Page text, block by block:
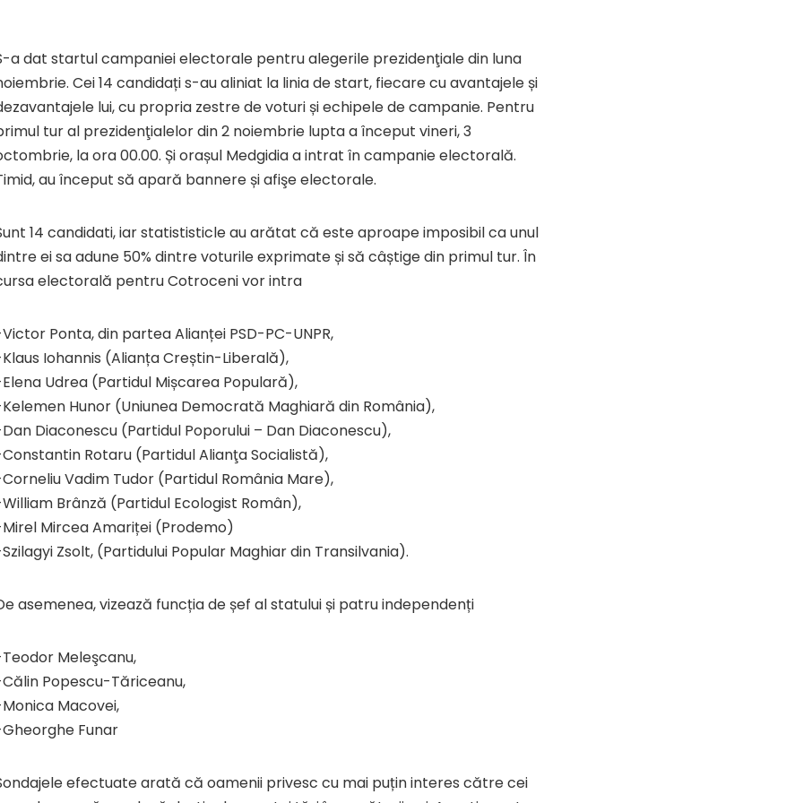
a dat startul campaniei electorale pentru alegerile prezidenţiale din luna
Cei 14 candidați s-au aliniat la linia de start, fiecare cu avantajele și
lui, cu propria zestre de voturi și echipele de campanie. Pentru
tur al prezidenţialelor din 2 noiembrie lupta a început vineri, 3
la ora 00.00. Și orașul Medgidia a intrat în campanie electorală.
au început să apară bannere și afişe electorale.
14 candidati, iar statististicle au arătat că este aproape imposibil ca unul
ei sa adune 50% dintre voturile exprimate și să câștige din primul tur. În
electorală pentru Cotroceni vor intra
Ponta, din partea Alianței PSD-PC-UNPR,
Iohannis (Alianța Creștin-Liberală),
Udrea (Partidul Mișcarea Populară),
Hunor (Uniunea Democrată Maghiară din România),
Diaconescu (Partidul Poporului – Dan Diaconescu),
Rotaru (Partidul Alianţa Socialistă),
Vadim Tudor (Partidul România Mare),
Brânză (Partidul Ecologist Român),
Mircea Amariței (Prodemo)
Zsolt, (Partidului Popular Maghiar din Transilvania).
asemenea, vizează funcția de șef al statului și patru independenți
Meleşcanu,
Popescu-Tăriceanu,
Macovei,
Funar
efectuate arată că oamenii privesc cu mai puțin interes către cei